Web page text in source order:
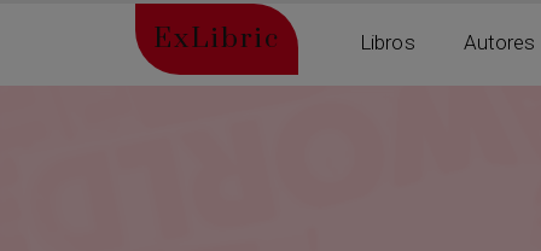
ExLibric Libros Autores